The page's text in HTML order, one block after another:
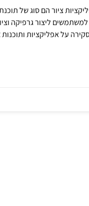
ציור הם סוג של
ליצור גרפיקה
על אפליקציות ותוכנות